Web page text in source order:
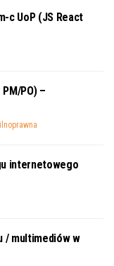
c UoP (JS React
PO) –
internetowego
/ multimediów w